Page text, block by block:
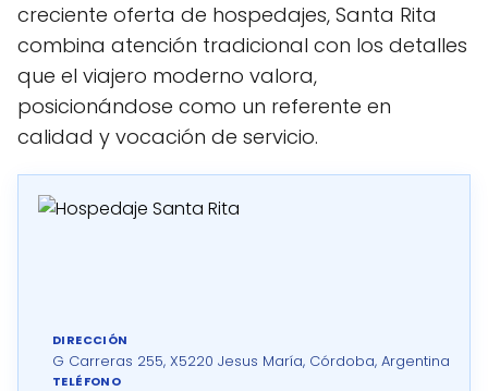
creciente oferta de hospedajes, Santa Rita
combina atención tradicional con los detalles
que el viajero moderno valora,
posicionándose como un referente en
calidad y vocación de servicio.
DIRECCIÓN
G Carreras 255, X5220 Jesus María, Córdoba, Argentina
TELÉFONO